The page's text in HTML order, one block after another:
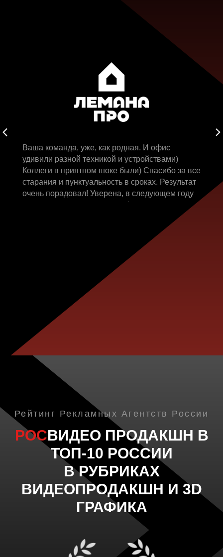
Ваша команда, уже, как родная. И офис
удивили разной техникой и устройствами)
Коллеги в приятном шоке были) Спасибо за все
старания и пунктуальность в сроках. Результат
очень порадовал! Уверена, в следующем году
сделаем еще много красоты!
Руководитель отдела мероприятий и медиаконтента,
Рейтинг Рекламных Агентств России
РОСВИДЕО ПРОДАКШН В
ТОП-10 РОССИИ
В РУБРИКАХ
ВИДЕОПРОДАКШН И 3D
ГРАФИКА